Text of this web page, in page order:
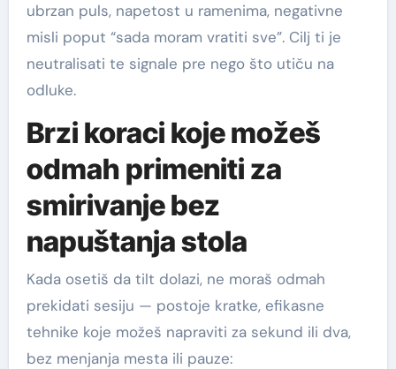
ubrzan puls, napetost u ramenima, negativne
misli poput “sada moram vratiti sve”. Cilj ti je
neutralisati te signale pre nego što utiču na
odluke.
Brzi koraci koje možeš
odmah primeniti za
smirivanje bez
napuštanja stola
Kada osetiš da tilt dolazi, ne moraš odmah
prekidati sesiju — postoje kratke, efikasne
tehnike koje možeš napraviti za sekund ili dva,
bez menjanja mesta ili pauze: